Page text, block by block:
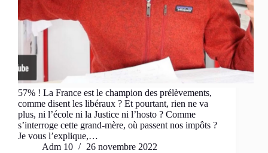
57% ! La France est le champion des prélèvements,
comme disent les libéraux ? Et pourtant, rien ne va
plus, ni l’école ni la Justice ni l’hosto ? Comme
s’interroge cette grand-mère, où passent nos impôts ?
Je vous l’explique,…
Adm 10
26 novembre 2022